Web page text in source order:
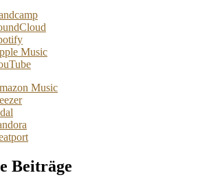
Beiträge